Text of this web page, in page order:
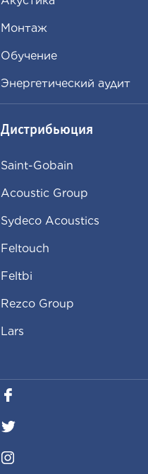
Монтаж
Обучение
Энергетический аудит
Дистрибьюция
Saint-Gobain
Acoustic Group
Sydeco Acoustics
Feltouch
Feltbi
Rezco Group
Lars